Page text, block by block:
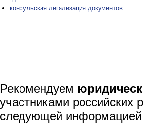
консульская легализация документов
Рекомендуем
участниками российских
следующей